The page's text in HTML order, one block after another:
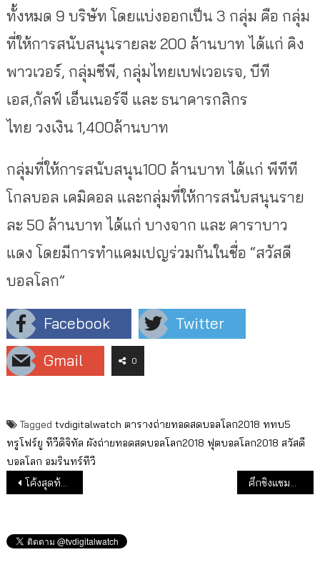
ทั้งหมด 9 บริษัท โดยแบ่งออกเป็น 3 กลุ่ม คือ กลุ่ม
ที่ให้การสนับสนุนรายละ 200 ล้านบาท ได้แก่ คิง
พาวเวอร์, กลุ่มซีพี, กลุ่มไทยเบฟเวอเรจ, บีที
เอส,กัลฟ์ เอ็นเนอร์จี และ ธนาคารกสิกร
ไทย วงเงิน 1,400ล้านบาท
กลุ่มที่ให้การสนับสนุน100 ล้านบาท ได้แก่ พีทีที
โกลบอล เคมิคอล และกลุ่มที่ให้การสนับสนุนราย
ละ 50 ล้านบาท ได้แก่ บางจาก และ คาราบาว
แดง โดยมีการทำแคมเปญร่วมกันในชื่อ “สวัสดี
บอลโลก”
Facebook
Twitter
Gmail
0
Tagged tvdigitalwatch ตารางถ่ายทอดสดบอลโลก2018 ททบ5
ทรูโฟร์ยู ทีวีดิจิทัล ผังถ่ายทอดสดบอลโลก2018 ฟุตบอลโลก2018 สวัสดี
บอลโลก อมรินทร์ทีวี
แนะแนวเรื่อง
โค้งสุดท้ายลุ้นเรตติ้ง “ลิขิตรัก” แอน ทองประสม เปิดใจทำไมยังไม่แต่งงาน ศึกชิงแชมป์เรตติ้ง ช่อง 7 VS ช่อง 3 ขยับเข้ามาสูสี